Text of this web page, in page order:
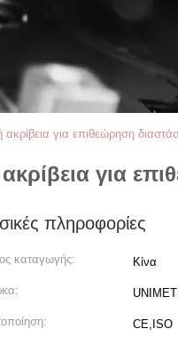
για επιθεώρηση
για
πληροφορίες
καταγωγής: Κίνα
CE,ISO